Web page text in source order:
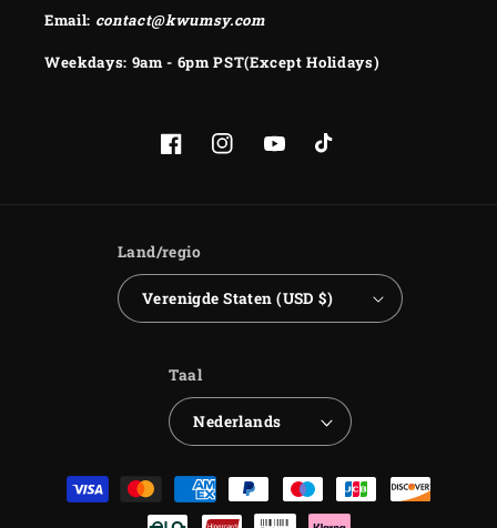
Email: contact@kwumsy.com
Weekdays: 9am - 6pm PST(Except Holidays)
FacebookInstagramYouTubeTikTok
Land/regio
Verenigde Staten (USD $)
Taal
Nederlands
Betaalmethoden